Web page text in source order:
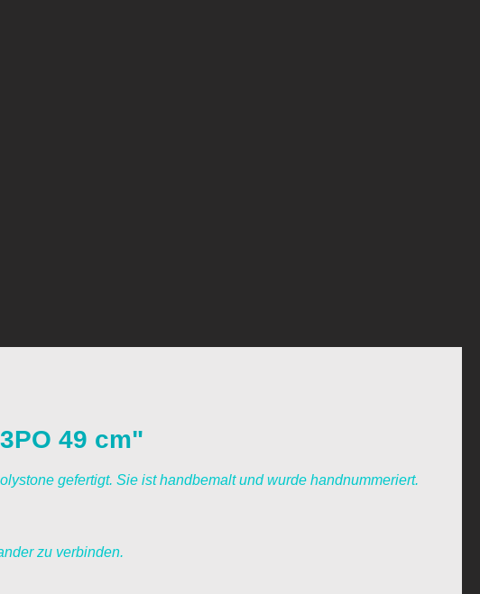
49 cm"
gefertigt. Sie ist handbemalt und wurde handnummeriert.
zu verbinden.